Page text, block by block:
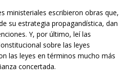
ministeriales escribieron obras que,
su estrategia propagandística, dan
Y, por último, leí las
sobre las leyes
las leyes en términos mucho más
concertada.